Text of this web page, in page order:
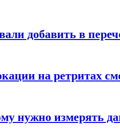
добавить в
на ретритах
нужно измерять